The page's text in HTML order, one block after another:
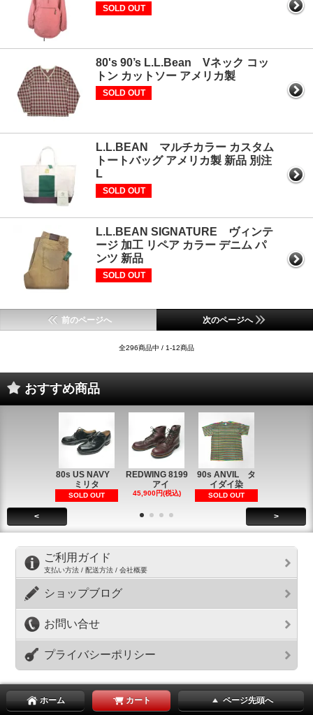
SOLD OUT
80's 90’s L.L.Bean Vネック コッ
トン カットソー アメリカ製
SOLD OUT
L.L.BEAN マルチカラー カスタム
トートバッグ アメリカ製 新品 別注
L
SOLD OUT
L.L.BEAN SIGNATURE ヴィンテ
ージ 加工 リペア カラー デニム パ
ンツ 新品
SOLD OUT
前のページへ 次のページへ
全296商品中 / 1-12商品
おすすめ商品
80s US NAVY
ミリタ
SOLD OUT
REDWING 8199
アイ
45,900円(税込)
90s ANVIL タ
イダイ染
SOLD OUT
< >
ご利用ガイド
支払い方法 / 配送方法 / 会社概要
ショップブログ
お問い合せ
プライバシーポリシー
ホーム カート ページ先頭へ